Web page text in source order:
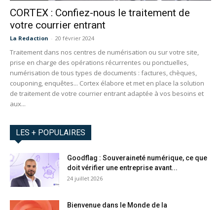
CORTEX : Confiez-nous le traitement de
votre courrier entrant
La Redaction - 20 février 2024
Traitement dans nos centres de numérisation ou sur votre site,
prise en charge des opérations récurrentes ou ponctuelles,
numérisation de tous types de documents : factures, chèques,
couponing, enquêtes... Cortex élabore et met en place la solution
de traitement de votre courrier entrant adaptée à vos besoins et
aux...
LES + POPULAIRES
Goodflag : Souveraineté numérique, ce que
doit vérifier une entreprise avant...
24 juillet 2026
Bienvenue dans le Monde de la